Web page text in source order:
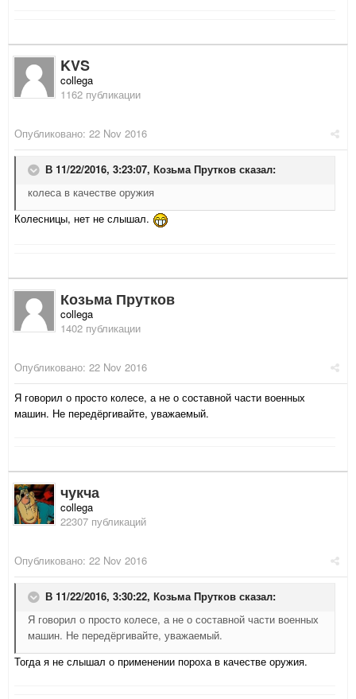
KVS
collega
1162 публикации
Опубликовано: 22 Nov 2016
В 11/22/2016, 3:23:07, Козьма Прутков сказал:
колеса в качестве оружия
Колесницы, нет не слышал.
Козьма Прутков
collega
1402 публикации
Опубликовано: 22 Nov 2016
Я говорил о просто колесе, а не о составной части военных
машин. Не передёргивайте, уважаемый.
чукча
collega
22307 публикаций
Опубликовано: 22 Nov 2016
В 11/22/2016, 3:30:22, Козьма Прутков сказал:
Я говорил о просто колесе, а не о составной части военных
машин. Не передёргивайте, уважаемый.
Тогда я не слышал о применении пороха в качестве оружия.